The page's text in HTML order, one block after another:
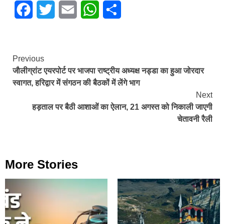
FacebookTwitter Email WhatsApp
Continue
Reading
Previous
जाैलीग्रांट एयरपोर्ट पर भाजपा राष्ट्रीय अध्यक्ष नड्डा का हुआ जोरदार
स्वागत, हरिद्वार में संगठन की बैठकों में लेंगे भाग
Next
हड़ताल पर बैठी आशाओं का ऐलान, 21 अगस्त को निकाली जाएगी
चेतावनी रैली
More Stories